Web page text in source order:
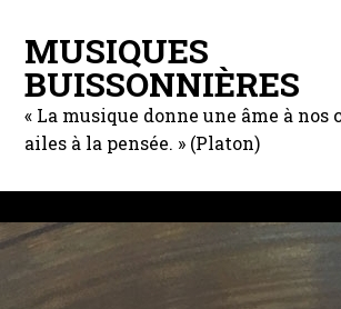
MUSIQUES
BUISSONNIÈRES
« La musique donne une âme à nos
ailes à la pensée. » (Platon)